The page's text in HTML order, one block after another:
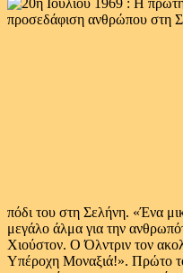
πόδι του στη Σελήνη. «Ένα
μεγάλο άλμα για την
Χιούστον. Ο Όλντριν τον
Υπέροχη Μοναξιά!». Πρώτο